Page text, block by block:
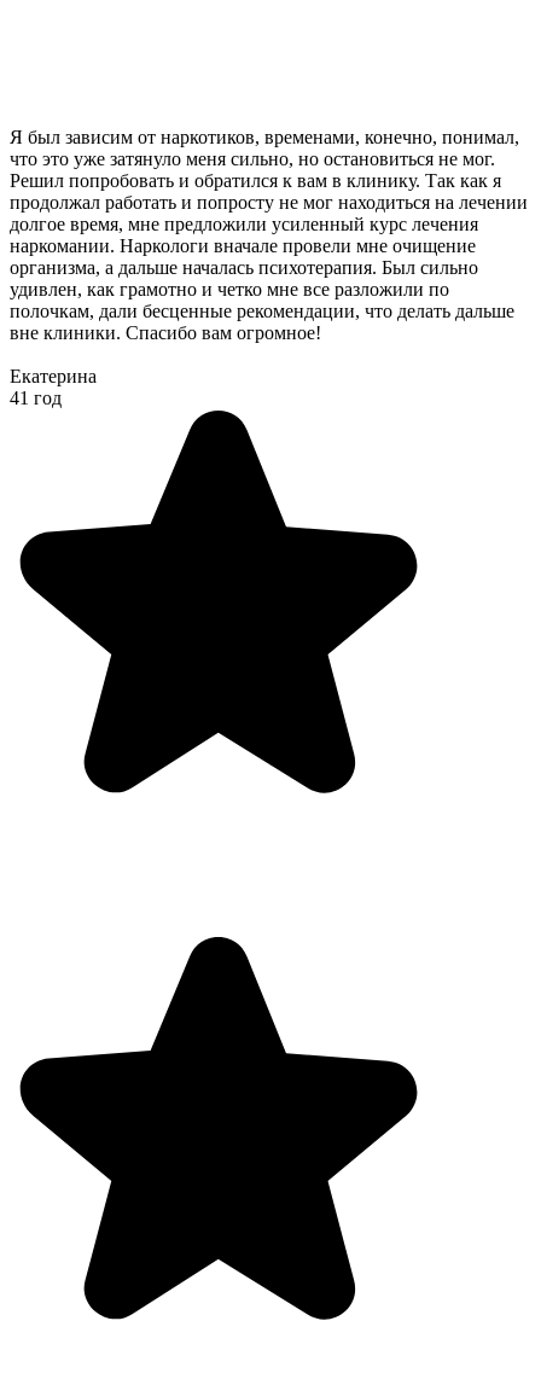
Я был зависим от наркотиков, временами, конечно, понимал,
что это уже затянуло меня сильно, но остановиться не мог.
Решил попробовать и обратился к вам в клинику. Так как я
продолжал работать и попросту не мог находиться на лечении
долгое время, мне предложили усиленный курс лечения
наркомании. Наркологи вначале провели мне очищение
организма, а дальше началась психотерапия. Был сильно
удивлен, как грамотно и четко мне все разложили по
полочкам, дали бесценные рекомендации, что делать дальше
вне клиники. Спасибо вам огромное!
Екатерина
41 год